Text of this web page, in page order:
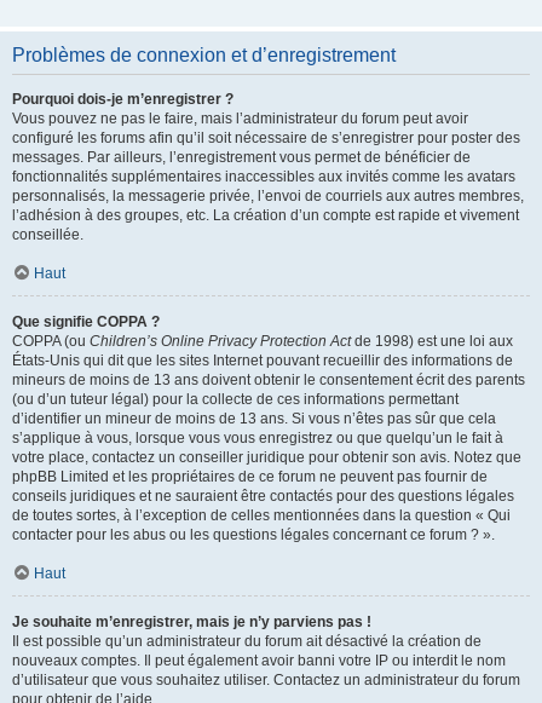
Problèmes de connexion et d’enregistrement
Pourquoi dois-je m’enregistrer ?
Vous pouvez ne pas le faire, mais l’administrateur du forum peut avoir
configuré les forums afin qu’il soit nécessaire de s’enregistrer pour poster des
messages. Par ailleurs, l’enregistrement vous permet de bénéficier de
fonctionnalités supplémentaires inaccessibles aux invités comme les avatars
personnalisés, la messagerie privée, l’envoi de courriels aux autres membres,
l’adhésion à des groupes, etc. La création d’un compte est rapide et vivement
conseillée.
Haut
Que signifie COPPA ?
COPPA (ou Children’s Online Privacy Protection Actde 1998) est une loi aux
États-Unis qui dit que les sites Internet pouvant recueillir des informations de
mineurs de moins de 13 ans doivent obtenir le consentement écrit des parents
(ou d’un tuteur légal) pour la collecte de ces informations permettant
d’identifier un mineur de moins de 13 ans. Si vous n’êtes pas sûr que cela
s’applique à vous, lorsque vous vous enregistrez ou que quelqu’un le fait à
votre place, contactez un conseiller juridique pour obtenir son avis. Notez que
phpBB Limited et les propriétaires de ce forum ne peuvent pas fournir de
conseils juridiques et ne sauraient être contactés pour des questions légales
de toutes sortes, à l’exception de celles mentionnées dans la question « Qui
contacter pour les abus ou les questions légales concernant ce forum ? ».
Haut
Je souhaite m’enregistrer, mais je n’y parviens pas !
Il est possible qu’un administrateur du forum ait désactivé la création de
nouveaux comptes. Il peut également avoir banni votre IP ou interdit le nom
d’utilisateur que vous souhaitez utiliser. Contactez un administrateur du forum
pour obtenir de l’aide.